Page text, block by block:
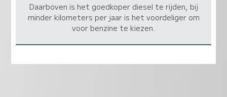
Daarboven is het goedkoper diesel te rijden, bij
minder kilometers per jaar is het voordeliger om
voor benzine te kiezen.